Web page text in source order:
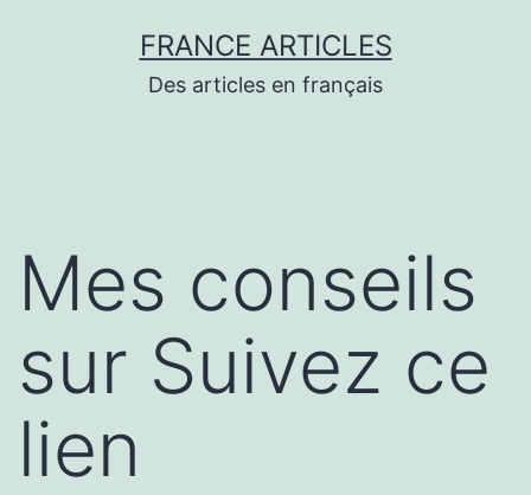
FRANCE ARTICLES
Des articles en français
Mes conseils
sur Suivez ce
lien